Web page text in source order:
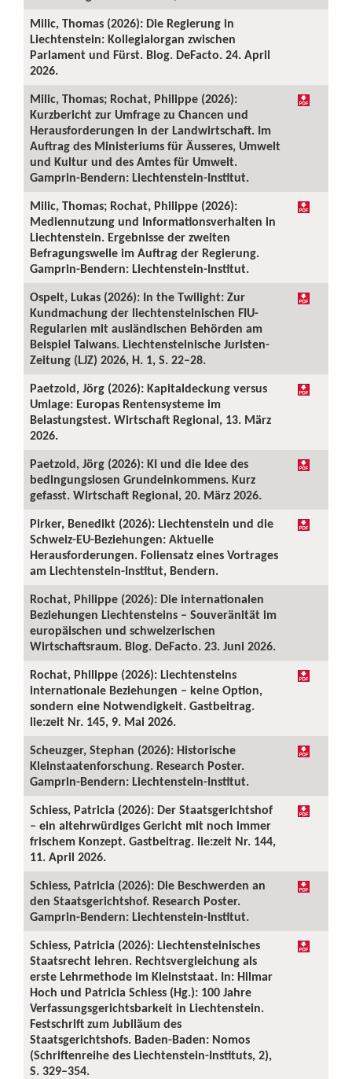
Milic, Thomas (2026): Die Regierung in
Liechtenstein: Kollegialorgan zwischen
Parlament und Fürst. Blog. DeFacto. 24. April
2026.
Milic, Thomas; Rochat, Philippe (2026):
Kurzbericht zur Umfrage zu Chancen und
Herausforderungen in der Landwirtschaft. Im
Auftrag des Ministeriums für Äusseres, Umwelt
und Kultur und des Amtes für Umwelt.
Gamprin-Bendern: Liechtenstein-Institut.
Milic, Thomas; Rochat, Philippe (2026):
Mediennutzung und Informationsverhalten in
Liechtenstein. Ergebnisse der zweiten
Befragungswelle im Auftrag der Regierung.
Gamprin-Bendern: Liechtenstein-Institut.
Ospelt, Lukas (2026): In the Twilight: Zur
Kundmachung der liechtensteinischen FIU-
Regularien mit ausländischen Behörden am
Beispiel Taiwans. Liechtensteinische Juristen-
Zeitung (LJZ) 2026, H. 1, S. 22–28.
Paetzold, Jörg (2026): Kapitaldeckung versus
Umlage: Europas Rentensysteme im
Belastungstest. Wirtschaft Regional, 13. März
2026.
Paetzold, Jörg (2026): KI und die Idee des
bedingungslosen Grundeinkommens. Kurz
gefasst. Wirtschaft Regional, 20. März 2026.
Pirker, Benedikt (2026): Liechtenstein und die
Schweiz-EU-Beziehungen: Aktuelle
Herausforderungen. Foliensatz eines Vortrages
am Liechtenstein-Institut, Bendern.
Rochat, Philippe (2026): Die internationalen
Beziehungen Liechtensteins – Souveränität im
europäischen und schweizerischen
Wirtschaftsraum. Blog. DeFacto. 23. Juni 2026.
Rochat, Philippe (2026): Liechtensteins
internationale Beziehungen – keine Option,
sondern eine Notwendigkeit. Gastbeitrag.
lie:zeit Nr. 145, 9. Mai 2026.
Scheuzger, Stephan (2026): Historische
Kleinstaatenforschung. Research Poster.
Gamprin-Bendern: Liechtenstein-Institut.
Schiess, Patricia (2026): Der Staatsgerichtshof
– ein altehrwürdiges Gericht mit noch immer
frischem Konzept. Gastbeitrag. lie:zeit Nr. 144,
11. April 2026.
Schiess, Patricia (2026): Die Beschwerden an
den Staatsgerichtshof. Research Poster.
Gamprin-Bendern: Liechtenstein-Institut.
Schiess, Patricia (2026): Liechtensteinisches
Staatsrecht lehren. Rechtsvergleichung als
erste Lehrmethode im Kleinststaat. In: Hilmar
Hoch und Patricia Schiess (Hg.): 100 Jahre
Verfassungsgerichtsbarkeit in Liechtenstein.
Festschrift zum Jubiläum des
Staatsgerichtshofs. Baden-Baden: Nomos
(Schriftenreihe des Liechtenstein-Instituts, 2),
S. 329–354.